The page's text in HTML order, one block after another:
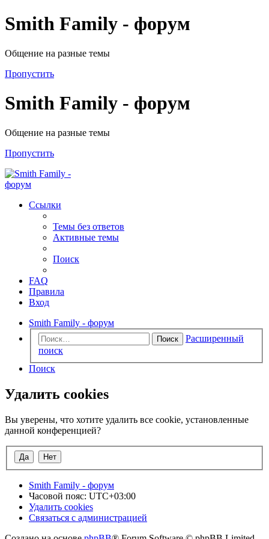
Smith Family - форум
Общение на разные темы
Пропустить
Smith Family - форум
Общение на разные темы
Пропустить
Ссылки
Темы без ответов
Активные темы
Поиск
FAQ
Правила
Вход
Smith Family - форум
Поиск
Расширенный
поиск
Поиск
Удалить cookies
Вы уверены, что хотите удалить все cookie, установленные
данной конференцией?
Smith Family - форум
Часовой пояс: UTC+03:00
Удалить cookies
Связаться с администрацией